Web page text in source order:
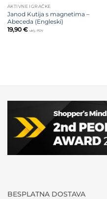
AKTIVNE IGRAČKE
Janod Kutija s magnetima –
Abeceda (Engleski)
19,90 € uklj. PDV
BESPLATNA DOSTAVA